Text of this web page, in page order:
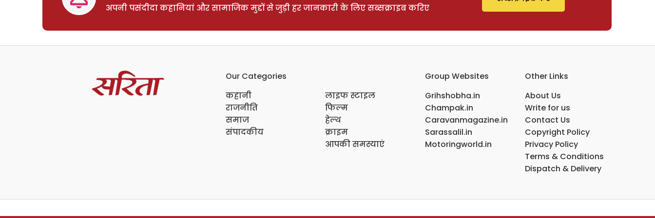
अपनी पसंदीदा कहानियां और सामाजिक मुद्दों से जुड़ी हर जानकारी के लिए सब्सक्राइब करिए
Our Categories
कहानी
राजनीति
समाज
संपादकीय
लाइफ स्टाइल
फिल्म
हेल्थ
क्राइम
आपकी समस्याएं
Group Websites
Grihshobha.in
Champak.in
Caravanmagazine.in
Sarassalil.in
Motoringworld.in
Other Links
About Us
Write for us
Contact Us
Copyright Policy
Privacy Policy
Terms & Conditions
Dispatch & Delivery